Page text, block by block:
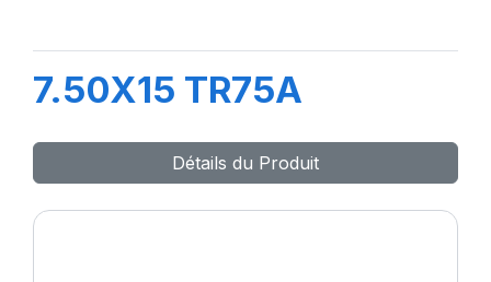
7.50X15 TR75A
Détails du Produit